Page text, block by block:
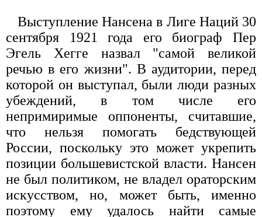
Выступление Нансена в Лиге Наций 30
сентября 1921 года его биограф Пер
Эгель Хегге назвал "самой великой
речью в его жизни". В аудитории, перед
которой он выступал, были люди разных
убеждений, в том числе его
непримиримые оппоненты, считавшие,
что нельзя помогать бедствующей
России, поскольку это может укрепить
позиции большевистской власти. Нансен
не был политиком, не владел ораторским
искусством, но, может быть, именно
поэтому ему удалось найти самые